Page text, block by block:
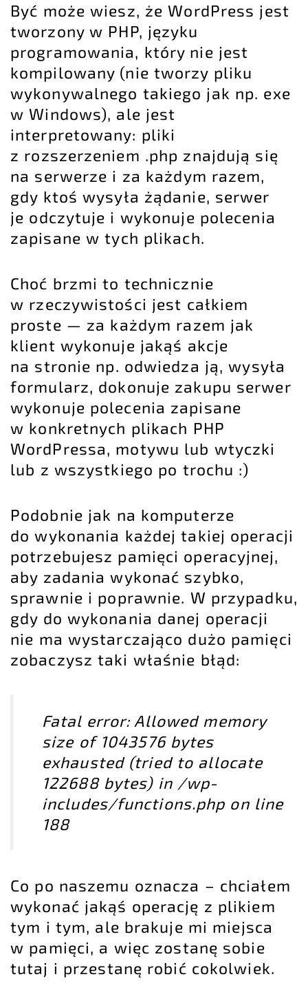
Być może wiesz, żeWordPress jest
tworzony w PHP, języku
programowania, który nie jest
kompilowany (nie tworzy pliku
wykonywalnego takiego jak np. exe
w Windows), ale jest
interpretowany: pliki
z rozszerzeniem .php znajdują się
na serwerze i za każdym razem,
gdy ktoś wysyła żądanie, serwer
je odczytuje i wykonuje polecenia
zapisane w tych plikach.
Choć brzmi to technicznie
w rzeczywistości jest całkiem
proste — za każdym razem jak
klient wykonuje jakąś akcje
na stronie np. odwiedza ją, wysyła
formularz, dokonuje zakupu serwer
wykonuje polecenia zapisane
w konkretnych plikach PHP
WordPressa, motywu lub wtyczki
lub z wszystkiego po trochu :)
Podobnie jak na komputerze
do wykonania każdej takiej operacji
potrzebujesz pamięci operacyjnej,
aby zadania wykonać szybko,
sprawnie i poprawnie. W przypadku,
gdy do wykonania danej operacji
nie ma wystarczająco dużo pamięci
zobaczysz taki właśnie błąd:
Fatal error: Allowed memory
size of 1043576 bytes
exhausted (tried to allocate
122688 bytes) in /wp-
includes/functions.php on line
188
Co po naszemu oznacza – chciałem
wykonać jakąś operację z plikiem
tym i tym, ale brakuje mi miejsca
w pamięci, a więc zostanę sobie
tutaj i przestanę robić cokolwiek.